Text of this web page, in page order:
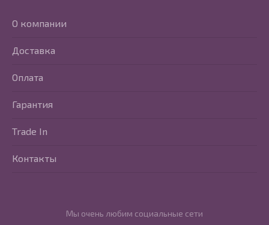
Мы очень любим социальные сети
О компании
Доставка
Оплата
Гарантия
Trade In
Контакты